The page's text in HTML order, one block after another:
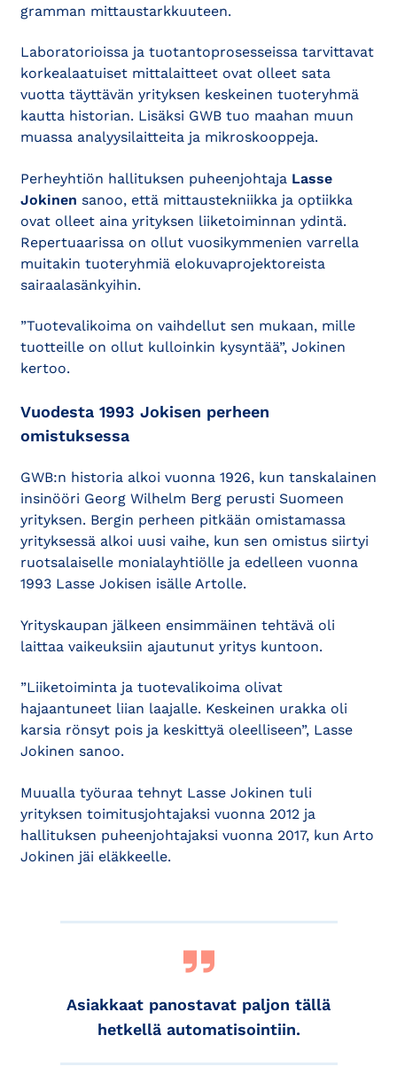
gramman mittaustarkkuuteen.
Laboratorioissa ja tuotantoprosesseissa tarvittavat
korkealaatuiset mittalaitteet ovat olleet sata
vuotta täyttävän yrityksen keskeinen tuoteryhmä
kautta historian. Lisäksi GWB tuo maahan muun
muassa analyysilaitteita ja mikroskooppeja.
Perheyhtiön hallituksen puheenjohtaja Lasse
Jokinen sanoo, että mittaustekniikka ja optiikka
ovat olleet aina yrityksen liiketoiminnan ydintä.
Repertuaarissa on ollut vuosikymmenien varrella
muitakin tuoteryhmiä elokuvaprojektoreista
sairaalasänkyihin.
”Tuotevalikoima on vaihdellut sen mukaan, mille
tuotteille on ollut kulloinkin kysyntää”, Jokinen
kertoo.
Vuodesta 1993 Jokisen perheen
omistuksessa
GWB:n historia alkoi vuonna 1926, kun tanskalainen
insinööri Georg Wilhelm Berg perusti Suomeen
yrityksen. Bergin perheen pitkään omistamassa
yrityksessä alkoi uusi vaihe, kun sen omistus siirtyi
ruotsalaiselle monialayhtiölle ja edelleen vuonna
1993 Lasse Jokisen isälle Artolle.
Yrityskaupan jälkeen ensimmäinen tehtävä oli
laittaa vaikeuksiin ajautunut yritys kuntoon.
”Liiketoiminta ja tuotevalikoima olivat
hajaantuneet liian laajalle. Keskeinen urakka oli
karsia rönsyt pois ja keskittyä oleelliseen”, Lasse
Jokinen sanoo.
Muualla työuraa tehnyt Lasse Jokinen tuli
yrityksen toimitusjohtajaksi vuonna 2012 ja
hallituksen puheenjohtajaksi vuonna 2017, kun Arto
Jokinen jäi eläkkeelle.
Asiakkaat panostavat paljon tällä
hetkellä automatisointiin.